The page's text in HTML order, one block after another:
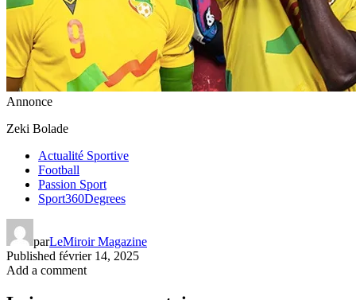
Annonce
Zeki Bolade
Actualité Sportive
Football
Passion Sport
Sport360Degrees
parLeMiroir Magazine
Published février 14, 2025
Add a comment